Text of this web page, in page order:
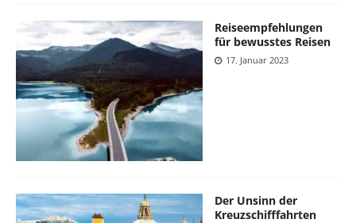
Reiseempfehlungen
für bewusstes Reisen
17. Januar 2023
Der Unsinn der
Kreuzschifffahrten